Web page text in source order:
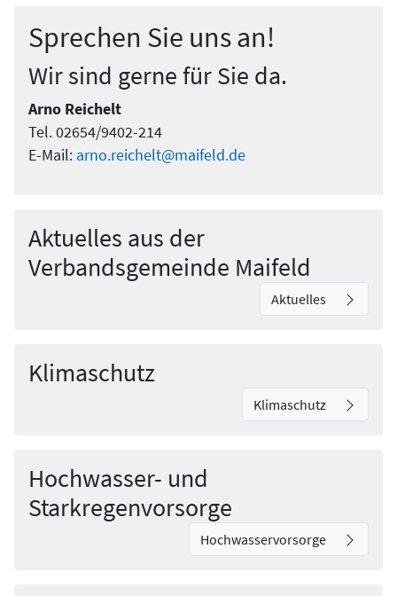
Sprechen Sie uns an!
Wir sind gerne für Sie da.
Arno Reichelt
Tel. 02654/9402-214
E-Mail: arno.reichelt@maifeld.de
Aktuelles aus der
Verbandsgemeinde Maifeld
Aktuelles
Klimaschutz
Klimaschutz
Hochwasser- und
Starkregenvorsorge
Hochwasservorsorge